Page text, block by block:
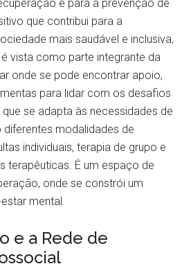
e para a prevenção de
que contribui para a
mais saudável e inclusiva,
vista como parte integrante da
onde se pode encontrar apoio,
para lidar com os desafios
se adapta às necessidades de
modalidades de
individuais, terapia de grupo e
terapêuticas. É um espaço de
onde se constrói um
mental.
e a Rede de